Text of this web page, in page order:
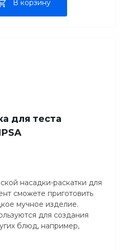
В корзину
для теста
насадки-раскатки для
сможете приготовить
мучное изделие.
для создания
блюд, например,